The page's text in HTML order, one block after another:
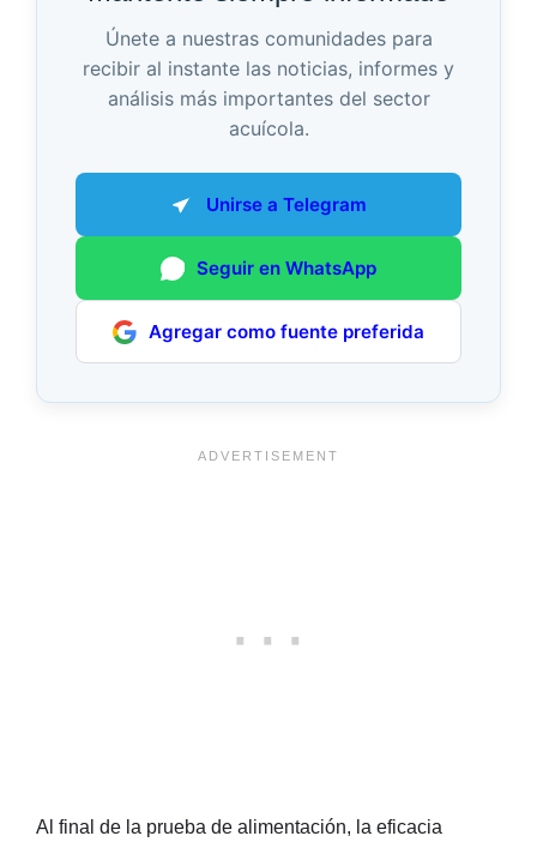
Únete a nuestras comunidades para
recibir al instante las noticias, informes y
análisis más importantes del sector
acuícola.
Unirse a Telegram
Seguir en WhatsApp
Agregar como fuente preferida
Al final de la prueba de alimentación, la eficacia